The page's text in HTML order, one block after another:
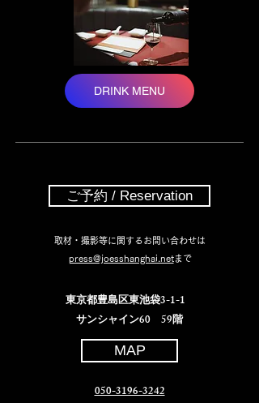
DRINK MENU
ご予約 / Reservation
取材・撮影等に関するお問い合わせは
press@joesshanghai.netまで
​ 東京都豊島区東池袋3-1-1
サンシャイン60 59階
MAP
​050-3196-3242